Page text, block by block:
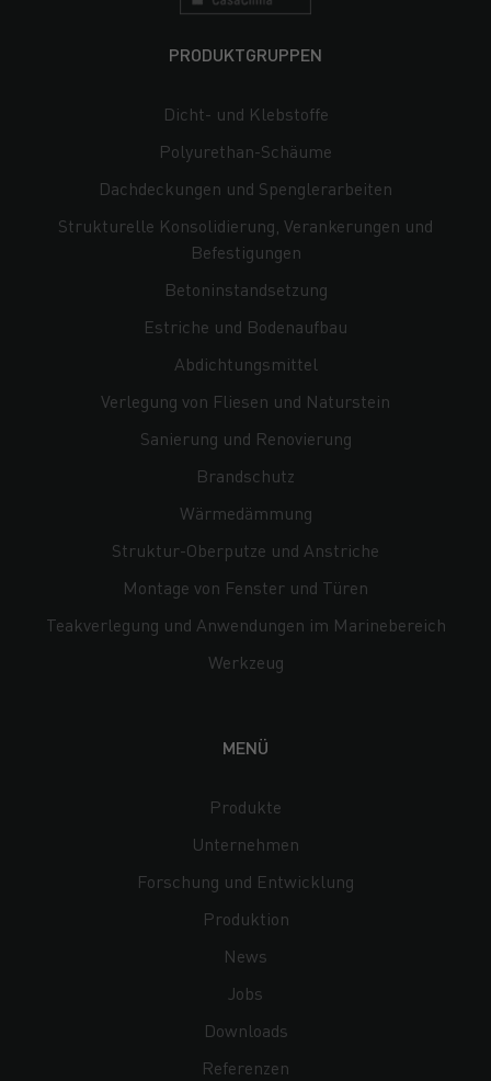
PRODUKTGRUPPEN
Dicht- und Klebstoffe
Polyurethan-Schäume
Dachdeckungen und Spenglerarbeiten
Strukturelle Konsolidierung, Verankerungen und
Befestigungen
Beton­instandsetzung
Estriche und Bodenaufbau
Abdichtungsmittel
Verlegung von Fliesen und Naturstein
Sanierung und Renovierung
Brandschutz
Wärmedämmung
Struktur-Oberputze und Anstriche
Montage von Fenster und Türen
Teakverlegung und Anwendungen im Marinebereich
Werkzeug
MENÜ
Produkte
Unternehmen
Forschung und Entwicklung
Produktion
News
Jobs
Downloads
Referenzen